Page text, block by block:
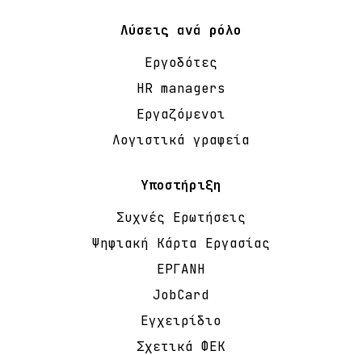
Λύσεις ανά ρόλο
Εργοδότες
HR managers
Εργαζόμενοι
Λογιστικά γραφεία
Υποστήριξη
Συχνές Ερωτήσεις
Ψηφιακή Κάρτα Εργασίας
ΕΡΓΑΝΗ
JobCard
Εγχειρίδιο
Σχετικά ΦΕΚ